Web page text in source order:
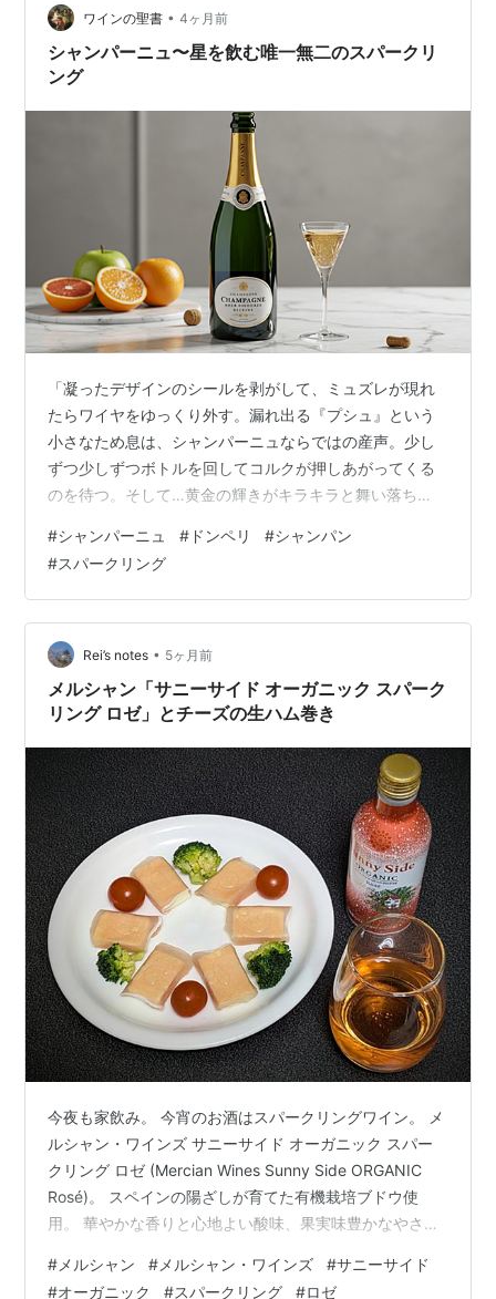
ワインの聖書 • 4ヶ月前
シャンパーニュ〜星を飲む唯一無二のスパークリ
ング
「凝ったデザインのシールを剥がして、ミュズレが現れ
たらワイヤをゆっくり外す。漏れ出る『プシュ』という
小さなため息は、シャンパーニュならではの産声。少し
ずつ少しずつボトルを回してコルクが押しあがってくる
のを待つ。そして…黄金の輝きがキラキラと舞い落ち
のない二度と戻らぬ一瞬が閉じ込められている」漫画
『シャンパーニュ』より。 シャンパーニュとは シャンパ
ンとの違い 他のスパークリングの違い シャンパーニュの
歴史 シャンパーニュの葡萄品種 シャンパーニュの製法
シャンパーニュの文化 シャンパーニュの糖度 代表的な有
名シャンパーニュ ドン・ペリニヨン ヴ…
#シャンパーニュ # ドンペリ #シャンパン
#スパークリング
Rei’s notes • 5ヶ月前
メルシャン「サニーサイド オーガニック スパーク
リング ロゼ」とチーズの生ハム巻き
今夜も家飲み。 今宵のお酒はスパークリングワイン。 メ
ルシャン・ワインズ サニーサイド オーガニック スパー
クリング ロゼ (Mercian Wines Sunny Side ORGANIC
Rosé)。 スペインの陽ざしが育てた有機栽培ブドウ使
用。 華やかな香りと心地よい酸味、果実味豊かなやさし
こと。 品名は果実酒。 名称は有機ワイン。 内容量は
# メルシャン # メルシャン・ワインズ #サニーサイド
#オーガニック #スパークリング #ロゼ